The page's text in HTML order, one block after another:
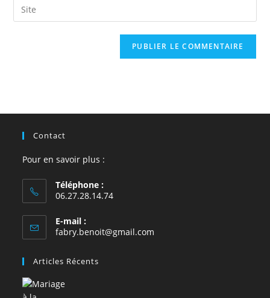
comment
address
Saisir
l’URL
Contact
Pour en savoir plus :
Téléphone :
06.27.28.14.74
E-mail :
fabry.benoit@gmail.com
Articles Récents